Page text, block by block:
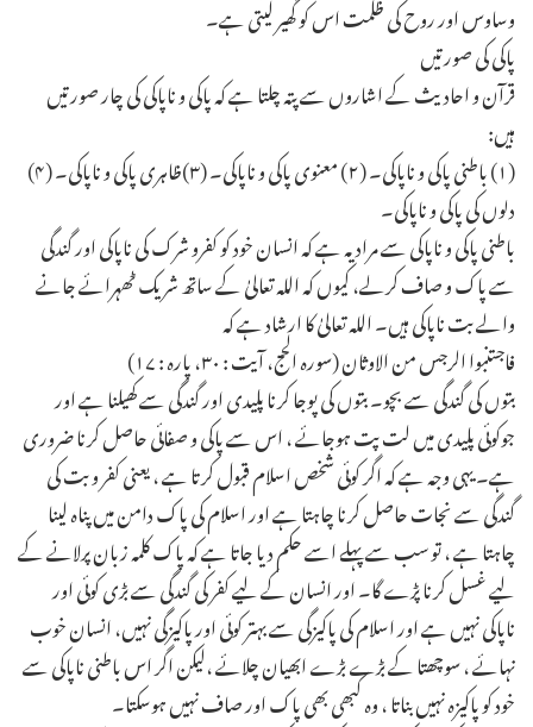
وساوس اور روح کی ظلمت اس کو گھیر لیتی ہے۔
پاکی کی صورتیں
قرآن و احادیث کے اشاروں سے پتہ چلتا ہے کہ پاکی و ناپاکی کی چار صورتیں
ہیں:
(۱) باطنی پاکی و ناپاکی۔ (۲) معنوی پاکی و ناپاکی۔ (۳)ظاہری پاکی و ناپاکی۔ (۴)
دلوں کی پاکی و ناپاکی۔
باطنی پاکی و ناپاکی سے مراد یہ ہے کہ انسان خود کو کفرو شرک کی ناپاکی اور گندگی
سے پاک و صاف کرلے، کیوں کہ اللہ تعالیٰ کے ساتھ شریک ٹھہرائے جانے
والے بت ناپاکی ہیں۔ اللہ تعالیٰ کا ارشاد ہے کہ
فاجتنبوا الرجس من الاوثان (سورہ الحج، آیت : ۳۰، پارہ : ۱۷)
بتوں کی گندگی سے بچو۔ بتوں کی پوجا کرنا پلیدی اور گندگی سے کھیلنا ہے اور
جوکوئی پلیدی میں لت پت ہوجائے ، اس سے پاکی و صفائی حاصل کرنا ضروری
ہے۔ یہی وجہ ہے کہ اگر کوئی شخص اسلام قبول کرتا ہے ، یعنی کفر و بت کی
گندگی سے نجات حاصل کرنا چاہتا ہے اور اسلام کی پاک دامن میں پناہ لینا
چاہتا ہے ، تو سب سے پہلے اسے حکم دیا جاتا ہے کہ پاک کلمہ زبان پرلانے کے
لیے غسل کرنا پڑے گا۔ اور انسان کے لیے کفر کی گندگی سے بڑی کوئی اور
ناپاکی نہیں ہے اور اسلام کی پاکیزگی سے بہتر کوئی اور پاکیزگی نہیں، انسان خوب
نہائے ، سوچھتا کے بڑے بڑے ابھیان چلائے ،لیکن اگر اس باطنی ناپاکی سے
خود کو پاکیزہ نہیں بناتا ، وہ کبھی بھی پاک اور صاف نہیں ہوسکتا۔